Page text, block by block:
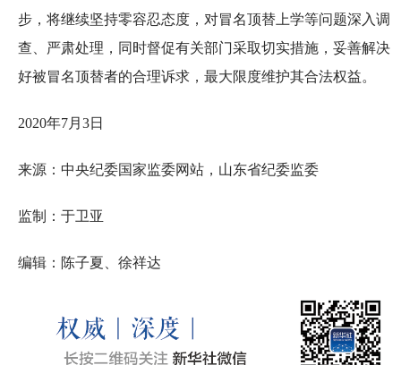
步，将继续坚持零容忍态度，对冒名顶替上学等问题深入调
查、严肃处理，同时督促有关部门采取切实措施，妥善解决
好被冒名顶替者的合理诉求，最大限度维护其合法权益。
2020年7月3日
来源：中央纪委国家监委网站，山东省纪委监委
监制：于卫亚
编辑：陈子夏、徐祥达